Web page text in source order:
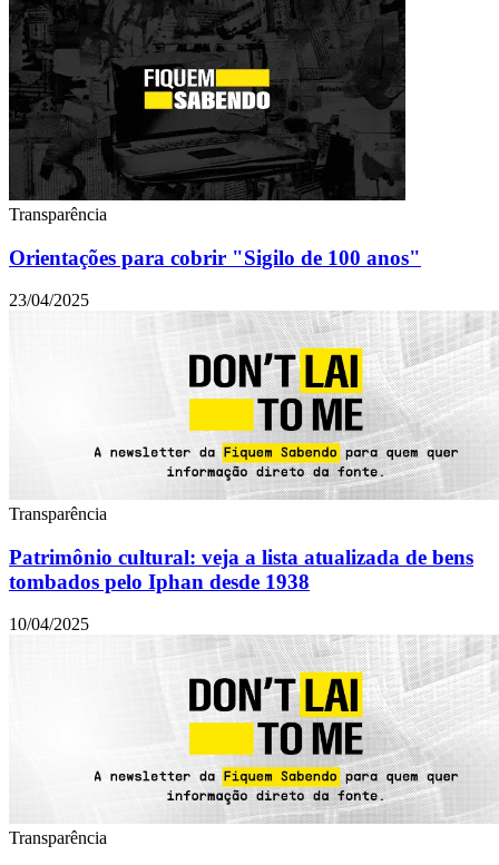
Transparência
Orientações para cobrir "Sigilo de 100 anos"
23/04/2025
Transparência
Patrimônio cultural: veja a lista atualizada de bens
tombados pelo Iphan desde 1938
10/04/2025
Transparência